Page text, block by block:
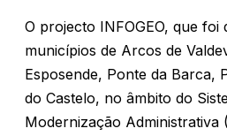
O projecto INFOGEO, que foi
municípios de Arcos de
Esposende, Ponte da Barca,
do Castelo, no âmbito do
Modernização Administrativa